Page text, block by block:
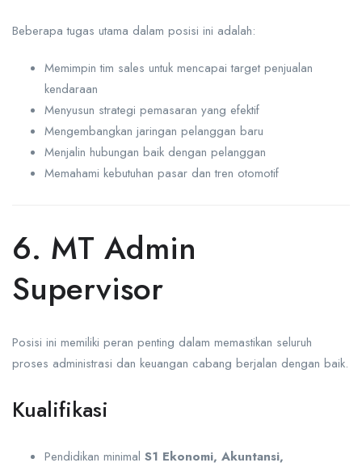
Beberapa tugas utama dalam posisi ini adalah:
Memimpin tim sales untuk mencapai target penjualan
kendaraan
Menyusun strategi pemasaran yang efektif
Mengembangkan jaringan pelanggan baru
Menjalin hubungan baik dengan pelanggan
Memahami kebutuhan pasar dan tren otomotif
6. MT Admin
Supervisor
Posisi ini memiliki peran penting dalam memastikan seluruh
proses administrasi dan keuangan cabang berjalan dengan baik.
Kualifikasi
Pendidikan minimal S1 Ekonomi, Akuntansi,